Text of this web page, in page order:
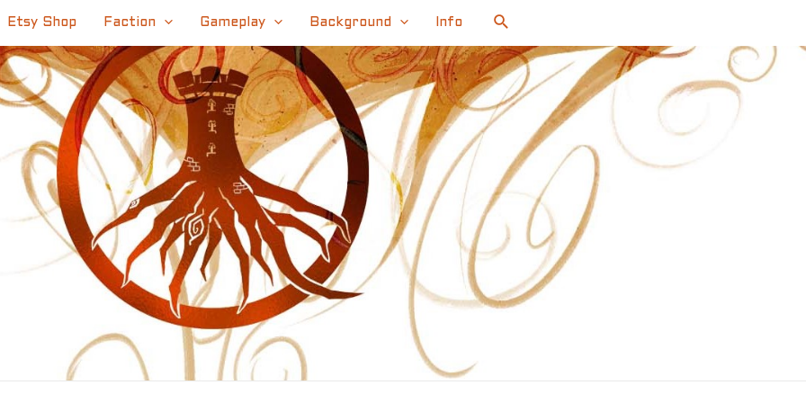
Etsy Shop Faction Gameplay Background Info Search